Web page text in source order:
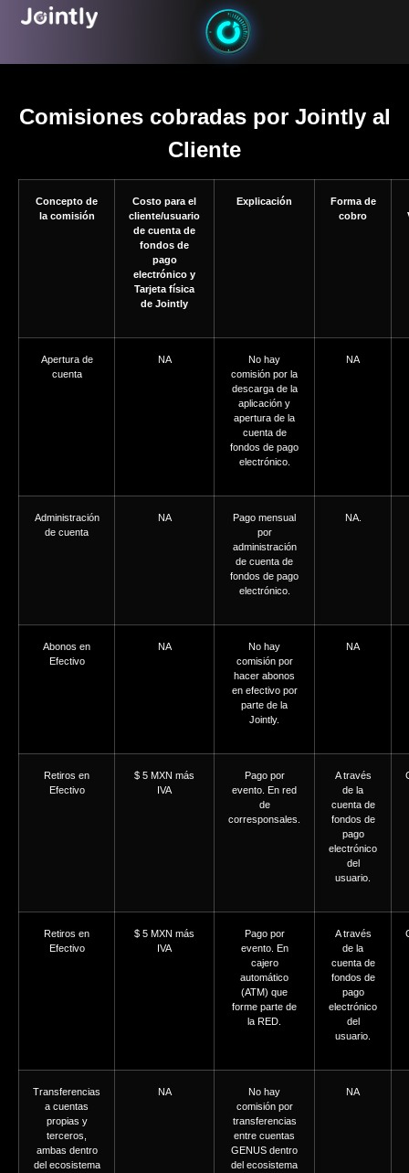
Comisiones cobradas por Jointly al
Cliente
Concepto de
la comisión
Costo para el
cliente/usuario
de cuenta de
fondos de
pago
electrónico y
Tarjeta física
de Jointly
Explicación
Forma de
cobro
Apertura de
cuenta
NA
No hay
comisión por la
descarga de la
aplicación y
apertura de la
cuenta de
fondos de pago
electrónico.
NA
Administración
de cuenta
NA
Pago mensual
por
administración
de cuenta de
fondos de pago
electrónico.
NA.
Abonos en
Efectivo
NA
No hay
comisión por
hacer abonos
en efectivo por
parte de la
Jointly.
NA
Retiros en
Efectivo
$ 5 MXN más
IVA
Pago por
evento. En red
de
corresponsales.
A través
de la
cuenta de
fondos de
pago
electrónico
del
usuario.
Retiros en
Efectivo
$ 5 MXN más
IVA
Pago por
evento. En
cajero
automático
(ATM) que
forme parte de
la RED.
A través
de la
cuenta de
fondos de
pago
electrónico
del
usuario.
Transferencias
a cuentas
propias y
terceros,
ambas dentro
del ecosistema
NA
No hay
comisión por
transferencias
entre cuentas
GENUS dentro
del ecosistema
NA